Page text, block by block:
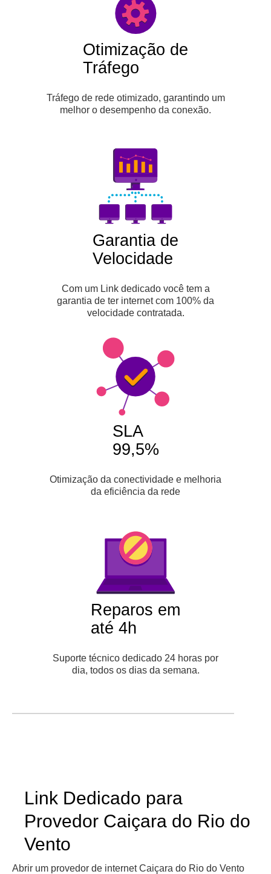
Otimização de
Tráfego
Tráfego de rede otimizado, garantindo um
melhor o desempenho da conexão.
Garantia de
Velocidade
Com um Link dedicado você tem a
garantia de ter internet com 100% da
velocidade contratada.
SLA
99,5%
Otimização da conectividade e melhoria
da eficiência da rede
Reparos em
até 4h
Suporte técnico dedicado 24 horas por
dia, todos os dias da semana.
Link Dedicado para
Provedor Caiçara do Rio do
Vento
Abrir um provedor de internet Caiçara do Rio do Vento